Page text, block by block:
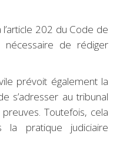
202 du Code de
nécessaire de rédiger
prévoit également la
s’adresser au tribunal
Toutefois, cela
la pratique judiciaire